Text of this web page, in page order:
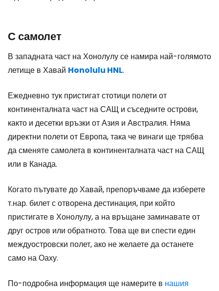
С самолет
В западната част на Хонолулу се намира най-голямото
летище в Хавай Honolulu HNL.
Ежедневно тук пристигат стотици полети от
континенталната част на САЩ и съседните острови,
както и десетки връзки от Азия и Австралия. Няма
директни полети от Европа, така че винаги ще трябва
да сменяте самолета в континенталната част на САЩ
или в Канада.
Когато пътувате до Хавай, препоръчваме да изберете
т.нар. билет с отворена дестинация, при който
пристигате в Хонолулу, а на връщане заминавате от
друг остров или обратното. Това ще ви спести един
междуостровски полет, ако не желаете да останете
само на Оаху.
По-подробна информация ще намерите в нашия